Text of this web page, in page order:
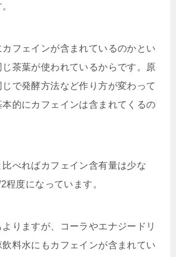
フェインが含まれているのかとい
じ茶葉が使われているからです。原
で発酵方法など作り方が変わって
本的にカフェインは含まれてくるの
べればカフェイン含有量は少な
程度になっています。
りますが、コーラやエナジードリ
料水にもカフェインが含まれてい